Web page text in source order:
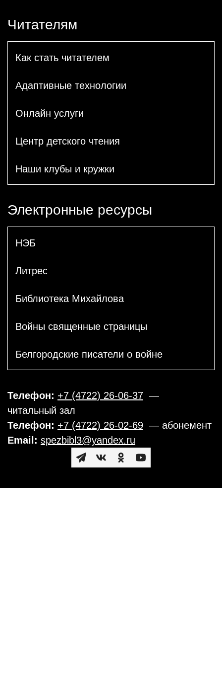
Читателям
Как стать читателем
Адаптивные технологии
Онлайн услуги
Центр детского чтения
Наши клубы и кружки
Электронные ресурсы
НЭБ
Литрес
Библиотека Михайлова
Войны священные страницы
Белгородские писатели о войне
Телефон: +7 (4722) 26-06-37 —
читальный зал
Телефон: +7 (4722) 26-02-69 — абонемент
Email: spezbibl3@yandex.ru